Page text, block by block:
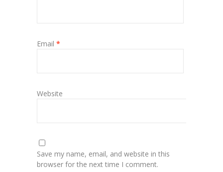
Email *
Website
Save my name, email, and website in this
browser for the next time I comment.